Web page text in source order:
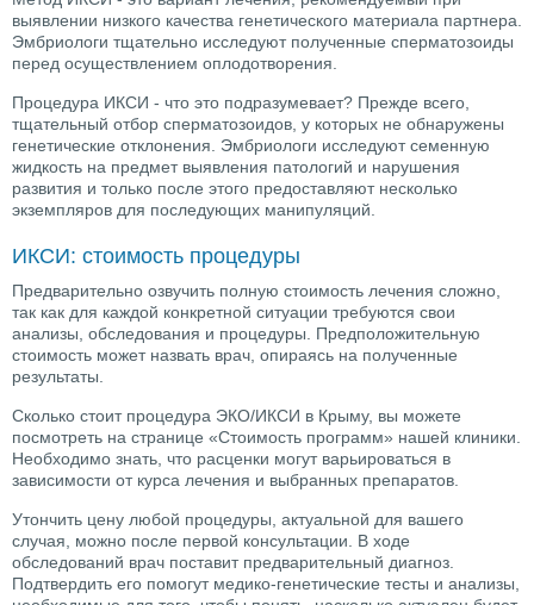
выявлении низкого качества генетического материала партнера.
Эмбриологи тщательно исследуют полученные сперматозоиды
перед осуществлением оплодотворения.
Процедура ИКСИ - что это подразумевает? Прежде всего,
тщательный отбор сперматозоидов, у которых не обнаружены
генетические отклонения. Эмбриологи исследуют семенную
жидкость на предмет выявления патологий и нарушения
развития и только после этого предоставляют несколько
экземпляров для последующих манипуляций.
ИКСИ: стоимость процедуры
Предварительно озвучить полную стоимость лечения сложно,
так как для каждой конкретной ситуации требуются свои
анализы, обследования и процедуры. Предположительную
стоимость может назвать врач, опираясь на полученные
результаты.
Сколько стоит процедура ЭКО/ИКСИ в Крыму, вы можете
посмотреть на странице «Стоимость программ» нашей клиники.
Необходимо знать, что расценки могут варьироваться в
зависимости от курса лечения и выбранных препаратов.
Утончить цену любой процедуры, актуальной для вашего
случая, можно после первой консультации. В ходе
обследований врач поставит предварительный диагноз.
Подтвердить его помогут медико-генетические тесты и анализы,